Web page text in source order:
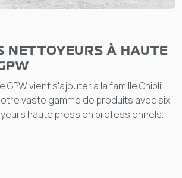
NETTOYEURS À HAUTE
GPW vient s'ajouter à la famille Ghibli,
vaste gamme de produits avec six
haute pression professionnels.